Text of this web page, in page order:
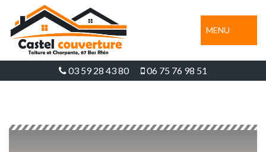
MENU
03 59 28 43 80 06 75 76 98 51